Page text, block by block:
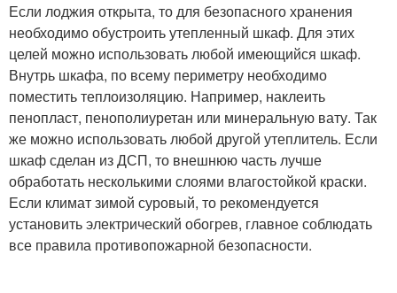
Если лоджия открыта, то для безопасного хранения
необходимо обустроить утепленный шкаф. Для этих
целей можно использовать любой имеющийся шкаф.
Внутрь шкафа, по всему периметру необходимо
поместить теплоизоляцию. Например, наклеить
пенопласт, пенополиуретан или минеральную вату. Так
же можно использовать любой другой утеплитель. Если
шкаф сделан из ДСП, то внешнюю часть лучше
обработать несколькими слоями влагостойкой краски.
Если климат зимой суровый, то рекомендуется
установить электрический обогрев, главное соблюдать
все правила противопожарной безопасности.